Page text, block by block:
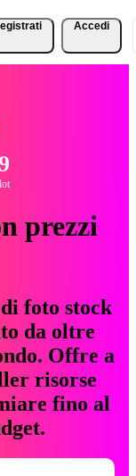
Accedi
prezzi
foto stock
da oltre
Offre a
risorse
fino al